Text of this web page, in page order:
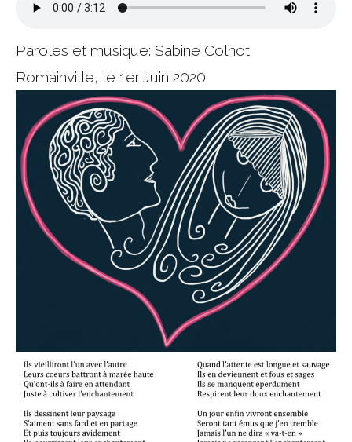
Paroles et musique: Sabine Colnot
Romainville, le 1er Juin 2020